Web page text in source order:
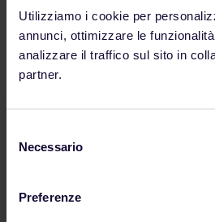
Utilizziamo i cookie per
annunci, ottimizzare le
analizzare il traffico sul sito in
partner.
delNecessario
Preferenze